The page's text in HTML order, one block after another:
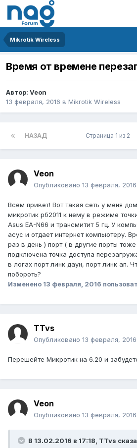
Mikrotik Wireless
Время от времене
Автор: Veon
13 февраля, 2016 в Mikrotik Wireless
НАЗАД Страница 1 из 2
Veon
Опубликовано 13 февраля, 2016
Всем привет! Вот такая сеть у меня
микротик рб2011 к нему в режиме
Asus EA-N66 и трансмитит 5 гц. У
асус и отдает интернет компьютеру.
раз в день ) порт ( в другие порты
подключена точка доступа
в логах порт линк даун, порт линк ап.
побороть?
Изменено 13 февраля, 2016
TTvs
Опубликовано 13 февраля, 2016
Перешейте Микротик на 6.20 и
Veon
Опубликовано 13 февраля, 2016
В 13.02.2016 в 17:18, TTvs